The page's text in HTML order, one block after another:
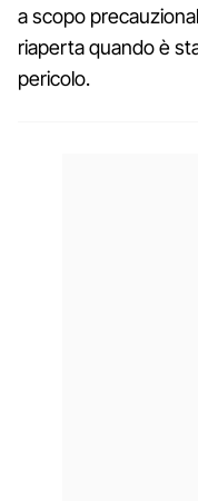
a scopo
riaperta quando è
pericolo.